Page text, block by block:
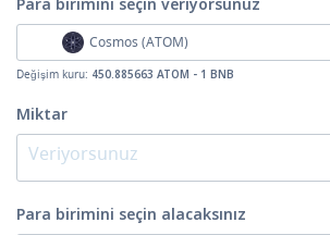
Cosmos (ATOM)
Değişim kuru: 450.885663 ATOM - 1 BNB
Miktar
Para birimini seçin alacaksınız